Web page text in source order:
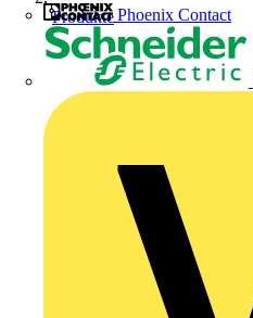
Phoenix Contact
Produkte